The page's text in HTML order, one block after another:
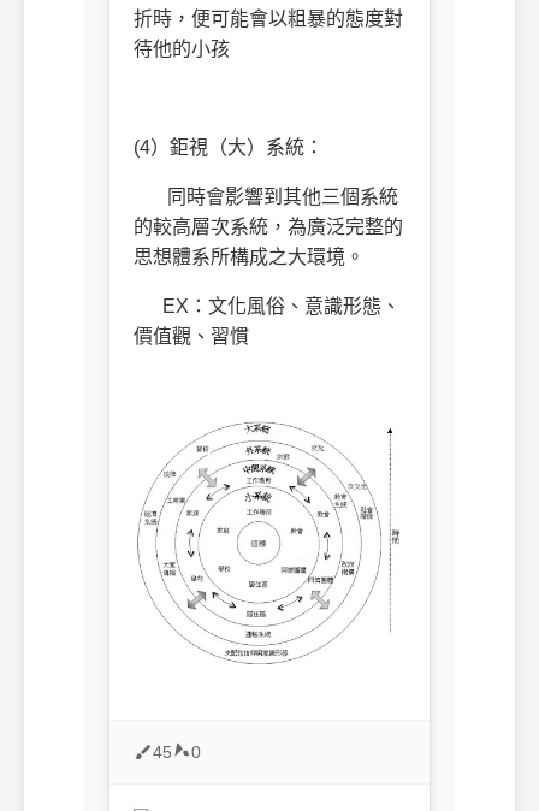
折時，便可能會以粗暴的態度對
待他的小孩
(4）鉅視（大）系統：
同時會影響到其他三個系統
的較高層次系統，為廣泛完整的
思想體系所構成之大環境。
EX：文化風俗、意識形態、
價值觀、習慣
45 0